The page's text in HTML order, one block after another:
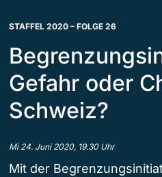
STAFFEL 2020 – FOLGE 26
Gefahr oder
Schweiz?
Mi 24. Juni 2020, 19.30 Uhr
Mit der